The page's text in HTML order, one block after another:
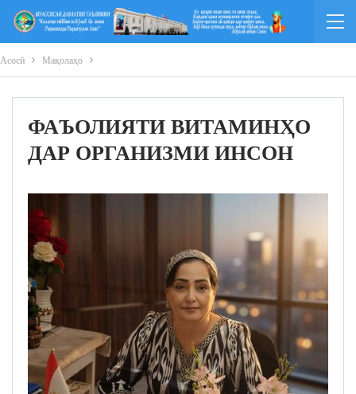
Асосӣ Мақолаҳо
ФАЪОЛИЯТИ ВИТАМИНҲО
ДАР ОРГАНИЗМИ ИНСОН